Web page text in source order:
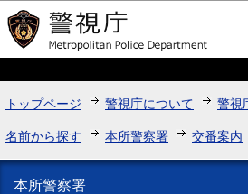
このページの本文
トップページ 警視庁について 警視
名前から探す 本所警察署 交番案内
本所警察署